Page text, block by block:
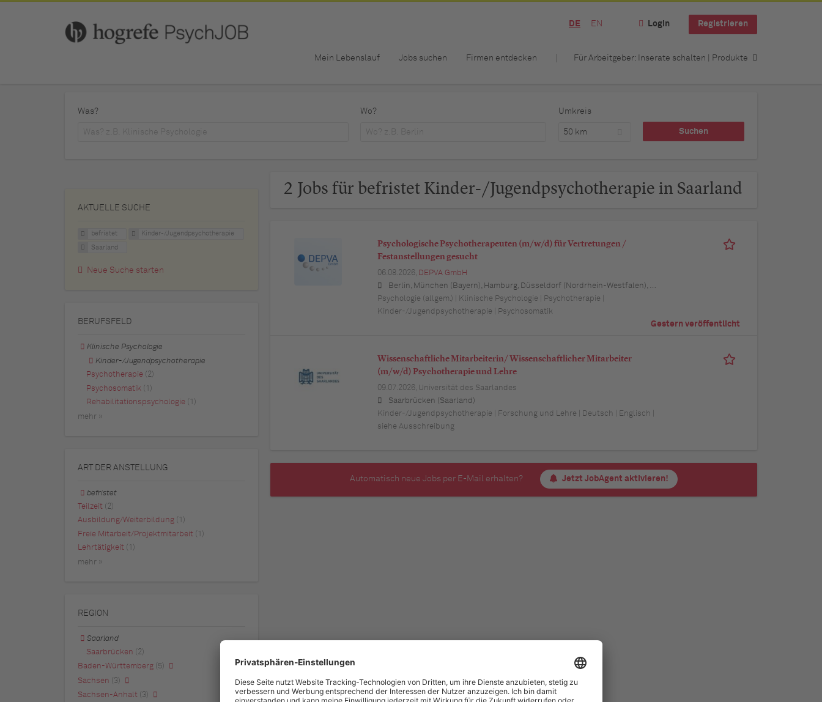
DE EN Login Registrieren
Mein Lebenslauf Jobs suchen Firmen entdecken Für Arbeitgeber: Inserate schalten | Produkte
Was? Wo? Umkreis
50 km
2 Jobs für befristet Kinder-/Jugendpsychotherapie in Saarland
Psychologische Psychotherapeuten (m/w/d) für Vertretungen /
Festanstellungen gesucht
06.08.2026, DEPVA GmbH
Berlin, München (Bayern), Hamburg, Düsseldorf (Nordrhein-Westfalen), Köln (Nordrhein-Westfalen), Essen (Nordrhein-Westfalen), Dortmund (Nordrhein-Westfalen), Stuttgart (Baden-Württemberg), Heilbronn (Baden-Württemberg), Hannover (Niedersachsen), Rostock (Mecklenburg-Vorpommern), Kiel (Schleswig-Holstein), Augsburg (Bayern), Nürnberg (Bayern), Frankfurt am Main (Hessen), Bremen, Schwerin (Mecklenburg-Vorpommern), Mainz (Rheinland-Pfalz), Saarbrücken (Saarland), Dresden (Sachsen), Magdeburg (Sachsen-Anhalt), Potsdam (Brandenburg), Erfurt (Thüringen), Würzburg (Bayern), Heilbronn (Baden-Württemberg), Leipzig (Sachsen)
Psychologie (allgem.) | Klinische Psychologie | Psychotherapie |
Kinder-/Jugendpsychotherapie | Psychosomatik
Gestern veröffentlicht
Wissenschaftliche Mitarbeiterin/ Wissenschaftlicher Mitarbeiter
(m/w/d) Psychotherapie und Lehre
09.07.2026, Universität des Saarlandes
Saarbrücken (Saarland)
Kinder-/Jugendpsychotherapie | Forschung und Lehre | Deutsch | Englisch |
siehe Ausschreibung
Automatisch neue Jobs per E-Mail erhalten? Jetzt JobAgent aktivieren!
AKTUELLE SUCHE
befristet Kinder-/Jugendpsychotherapie
Saarland
Neue Suche starten
BERUFSFELD
Klinische Psychologie
Kinder-/Jugendpsychotherapie
Psychotherapie
(2)
Psychosomatik (1)
Rehabilitationspsychologie (1)
mehr »
ART DER ANSTELLUNG
befristet
Teilzeit
(2)
Ausbildung/Weiterbildung
(1)
Freie Mitarbeit/Projektmitarbeit (1)
Lehrtätigkeit (1)
mehr »
REGION
Saarland
Saarbrücken
(2)
Baden-Württemberg
(5)
Sachsen (3)
Sachsen-Anhalt (3)